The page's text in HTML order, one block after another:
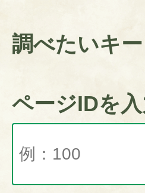
調べたいキ
ページIDを入